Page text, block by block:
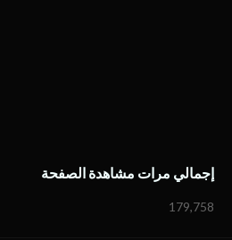
إجمالي مرات مشاهدة الصفحة
179,758